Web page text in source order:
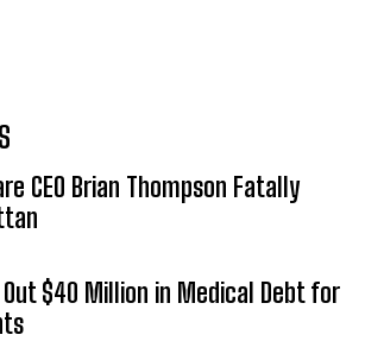
CEO Brian Thompson Fatally
$40 Million in Medical Debt for